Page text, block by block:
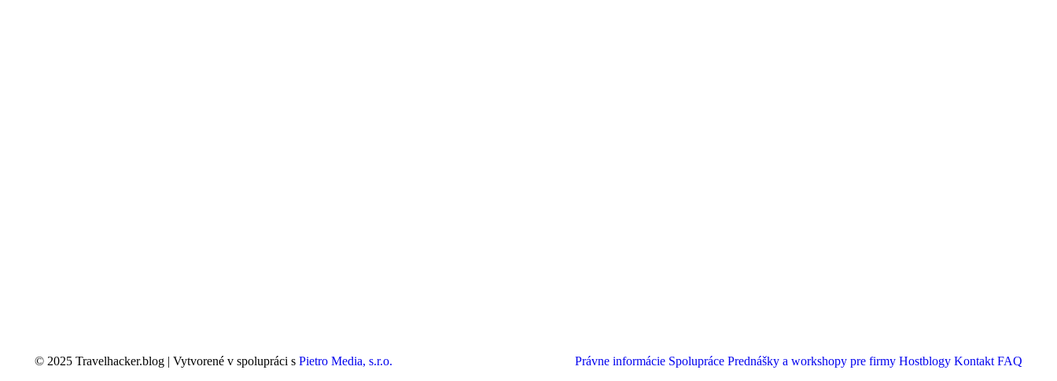
© 2025 Travelhacker.blog | Vytvorené v spolupráci s Pietro Media, s.r.o. Právne informácie Spolupráce Prednášky a workshopy pre firmy Hostblogy Kontakt FAQ